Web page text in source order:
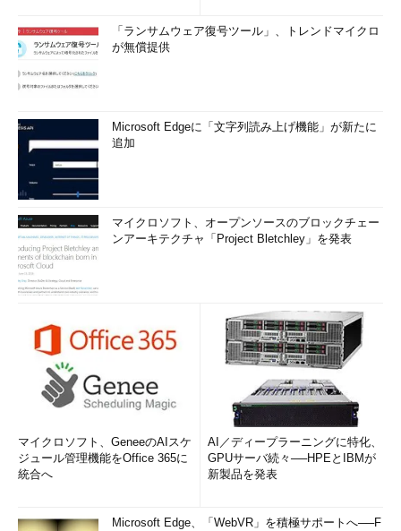
「ランサムウェア復号ツール」、トレンドマイクロ
が無償提供
Microsoft Edgeに「文字列読み上げ機能」が新たに
追加
マイクロソフト、オープンソースのブロックチェー
ンアーキテクチャ「Project Bletchley」を発表
マイクロソフト、GeneeのAIスケ
ジュール管理機能をOffice 365に
統合へ
AI／ディープラーニングに特化、
GPUサーバ続々──HPEとIBMが
新製品を発表
Microsoft Edge、「WebVR」を積極サポートへ──F